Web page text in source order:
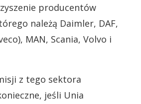
producentów
należą Daimler, DAF,
MAN, Scania, Volvo i
z tego sektora
jeśli Unia